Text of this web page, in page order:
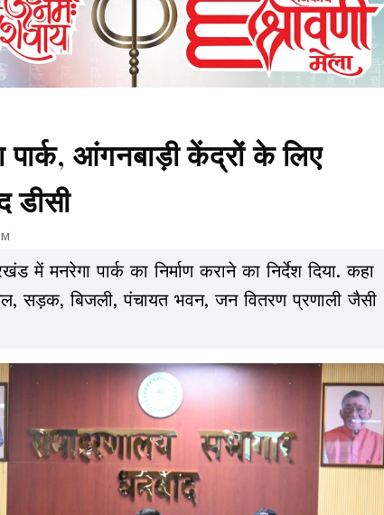
आंगनबाड़ी केंद्रों के लिए
डीसी
मनरेगा पार्क का निर्माण कराने का निर्देश दिया. कहा
सड़क, बिजली, पंचायत भवन, जन वितरण प्रणाली जैसी